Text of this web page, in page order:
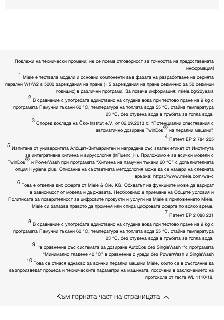
Подлежи на технически промени; не се поема отговорност за точността на предоставената
информация!
1 Miele е тествала модели и основни компоненти във фазата на разработване на серията
перални W1/W2 в 5000 зареждания на пране (= 5 зареждания на пране седмично за 50 седмици
годишно) в различни програми. За повече информация: miele.bg/20years
2 В сравнение с употребата единствено на студена вода при тестово пране на 9 kg с
програмата Памучни тъкани 60 °C, температура на топлата вода 55 °C, стайна температура
23 °C, без студена вода в тръбата за топла вода.
3 Според доклада на Öko-Institut e.V. от 06.09.2013 г.: “Потенциални спестявания с
автоматично дозиране TwinDos® на перални машини”.
4 Патент EP 2 784 205
5 Изпитана от университета Албщат-Зигмаринген и наградена със златен етикет от Института
за интегративна хигиена и вирусология (InFluenc_H). Приложимо е за всички модели с
TwinDos® и PowerWash при програмата “Хигиена на памучни тъкани 60 °C” с допълнителната
опция Hygiene plus. Описание на съответната методология може да се намери на следната
връзка: https://www.miele.com/wa-c
6 Това е отделна диг. оферта от Miele & Cie. KG. Обхватът на функциите може да варират
в зависимост от модела и държавата. Необходимо е приемане на Общите условия и
Политиката за поверителност за цифровите продукти и услуги на Miele в приложението Miele.
Miele си запазва правото да променя или спира цифровата оферта по всяко време.
7 Патент EP 2 088 231
8 В сравнение с употребата единствено на студена вода при тестово пране на 9 kg с
програмата Памучни тъкани 60 °C, температура на топлата вода 55 °C, стайна температура
23 °C, без студена вода в тръбата за топла вода.
9 *в сравнение със системата за дозиране AutoDos без SingleWash **с програмата
“Минимално гладене 40 °C” в сравнение с уреди без PowerWash и SingleWash
10 Това се отнася еднакво за всички перални машини Miele, които са в състояние да
възпроизведат процеса и техническите параметри на машината, посочени в заключението на
протокола от теста WL 1110/18.
Към горната част на страницата